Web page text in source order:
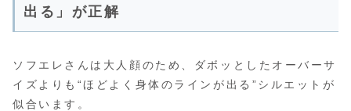
出る」が正解
ソフエレさんは大人顔のため、ダボッとしたオーバーサ
イズよりも“ほどよく身体のラインが出る”シルエットが
似合います。